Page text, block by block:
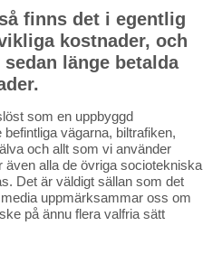
finns det i egentlig
kostnader, och
länge betalda
som en uppbyggd
vägarna, biltrafiken,
och allt som vi använder
även alla de övriga sociotekniska
Det är väldigt sällan som det
uppmärksammar oss om
på ännu flera valfria sätt